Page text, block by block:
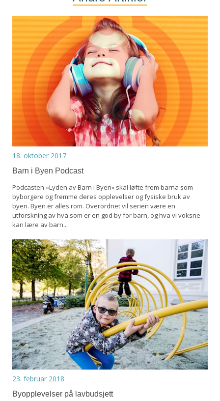
18. oktober 2017
Barn i Byen Podcast
Podcasten «Lyden av Barn i Byen» skal løfte frem barna som
byborgere og fremme deres opplevelser og fysiske bruk av
byen. Byen er alles rom. Overordnet vil serien være en
utforskning av hva som er en god by for barn, og hva vi voksne
kan lære av barn...
23. februar 2018
Byopplevelser på lavbudsjett